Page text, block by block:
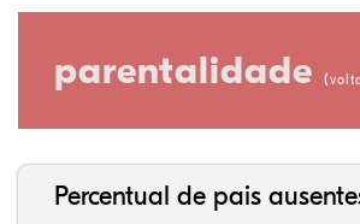
parentalidade (
Percentual de pais